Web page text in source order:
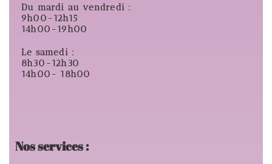
Du mardi au vendredi :
9h00-12h15
14h00-19h00
Le samedi :
8h30-12h30
14h00- 18h00
Nos services :